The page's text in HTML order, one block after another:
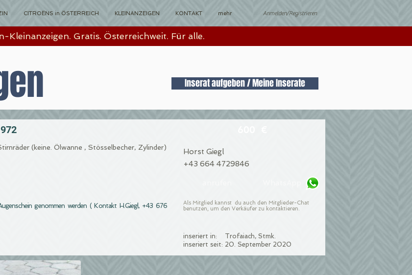
CITROËNS in ÖSTERREICH KLEINANZEIGEN KONTAKT mehr Anmelden/Registrieren
Inserat aufgeben / Meine Inserate
Kleinanzeigen. Gratis. Österreichweit. Für alle.
(keine. Ölwanne , Stösselbecher, Zylinder)
+43 664 4729846
Horst Giegl
genommen werden ( Kontakt H.Giegl, +43 676
Als Mitglied kannst du auch den Mitglieder-Chat
benutzen, um den Verkäufer zu kontaktieren.
20. September 2020
inseriert seit:
Trofaiach, Stmk.
inseriert in: